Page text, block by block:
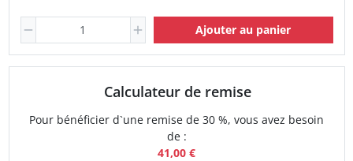
Ajouter au panier
Calculateur de remise
Pour bénéficier d`une remise de 30 %, vous avez besoin
de :
41,00 €